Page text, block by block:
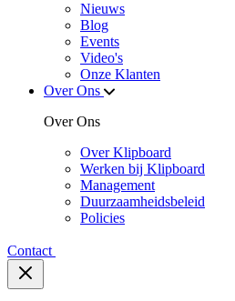
Nieuws
Blog
Events
Video's
Onze Klanten
Over Ons
Over Ons
Over Klipboard
Werken bij Klipboard
Management
Duurzaamheidsbeleid
Policies
Contact